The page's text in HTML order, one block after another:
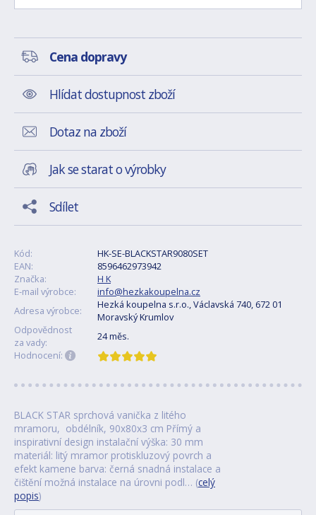
Cena dopravy
Hlídat dostupnost zboží
Dotaz na zboží
Jak se starat o výrobky
Sdílet
Kód:
HK-SE-BLACKSTAR9080SET
EAN:
8596462973942
Značka:
H K
E-mail výrobce:
info@hezkakoupelna.cz
Adresa výrobce:
Hezká koupelna s.r.o., Václavská 740, 672 01
Moravský Krumlov
Odpovědnost
za vady:
24 měs.
Hodnocení:
BLACK STAR sprchová vanička z litého
mramoru, obdélník, 90x80x3 cm Přímý a
inspirativní design instalační výška: 30 mm
materiál: litý mramor protiskluzový povrch a
efekt kamene barva: černá snadná instalace a
čištění možná instalace na úrovni podl… (celý
popis)